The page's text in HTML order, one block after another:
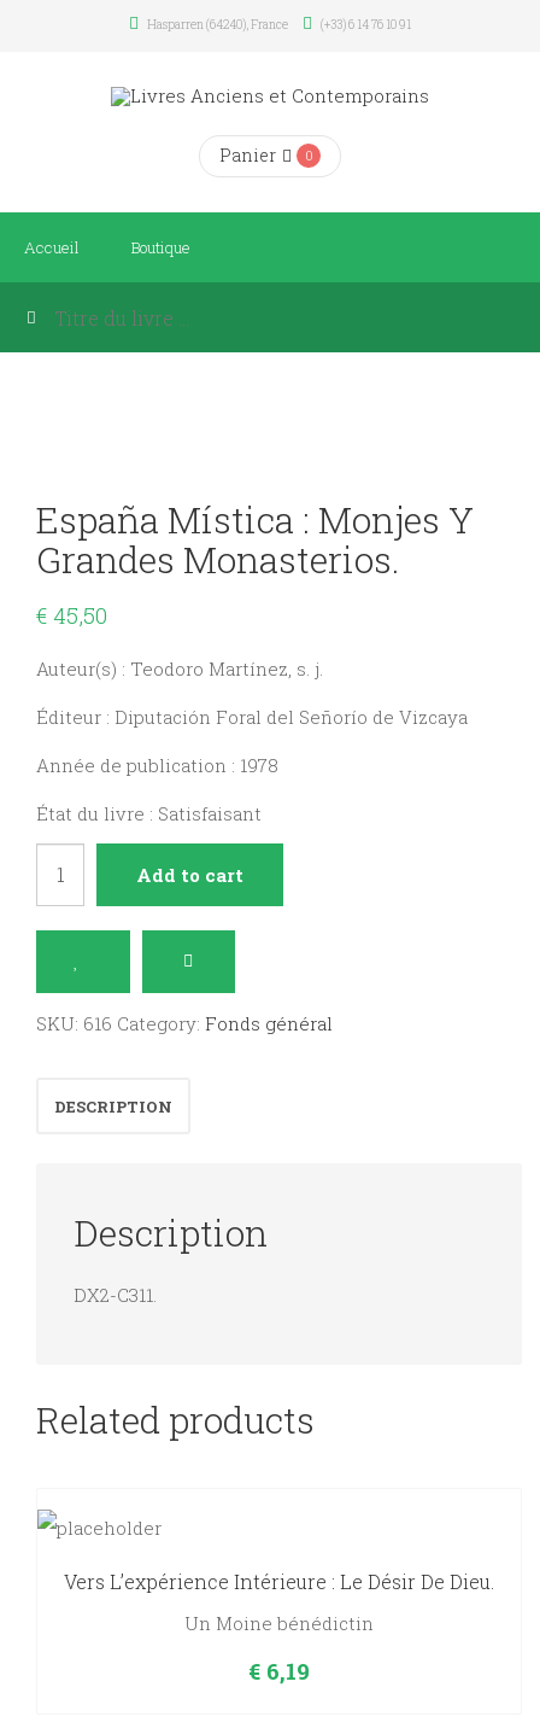
Hasparren (64240), France (+33) 6 14 76 10 91
Panier 0
Accueil Boutique
España Mística : Monjes Y
Grandes Monasterios.
€ 45,50
Auteur(s) : Teodoro Martínez, s. j.
Éditeur : Diputación Foral del Señorío de Vizcaya
Année de publication : 1978
État du livre : Satisfaisant
:
monjes
quantity
Add to cart
SKU: 616 Category: Fonds général
DESCRIPTION
Description
DX2-C311.
Related products
Vers L’expérience Intérieure : Le Désir De Dieu.
Un Moine bénédictin
€ 6,19